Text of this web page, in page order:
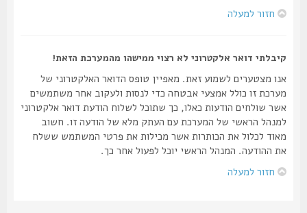
חזור למעלה
קיבלתי דואר אלקטרוני לא רצוי ממישהו מהמערכת הזאת!
אנו מצטערים לשמוע זאת. מאפיין טופס הדואר האלקטרוני של
מערכת זו כולל אמצעי אבטחה כדי לנסות ולעקוב אחר משתמשים
אשר שולחים הודעות כאלו, כך שתוכל לשלוח הודעת דואר אלקטרוני
למנהל הראשי של המערכת עם העתק מלא של הודעה זו. חשוב
מאוד לכלול את הכותרות אשר מכילות את פרטי המשתמש ששלח
את ההודעה. המנהל הראשי יוכל לפעול אחר כך.
חזור למעלה